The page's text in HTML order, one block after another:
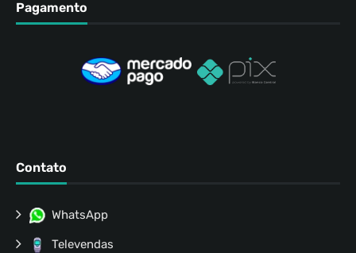
Pagamento
Contato
WhatsApp
Televendas